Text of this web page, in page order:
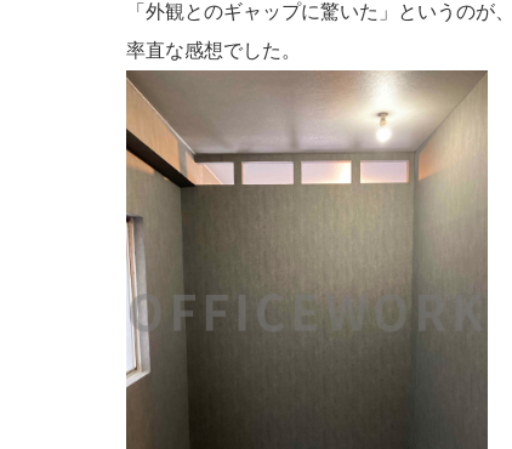
「外観とのギャップに驚いた」というのが
率直な感想でした。